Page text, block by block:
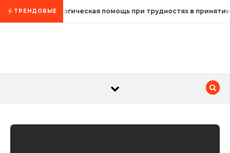
Промотать к содержимому
ТРЕНДОВЫЕ
Психологическая помощь при трудностях в